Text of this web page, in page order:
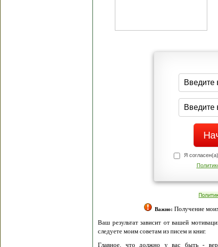
Я
Важно: Получение
Ваш результат зависит от вашей
следуете моим советам из писем и книг.
Главное, что должно у вас быть -